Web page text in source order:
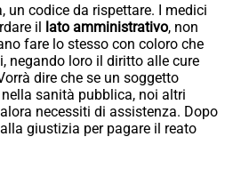
un codice da rispettare. I medici
il lato amministrativo, non
fare lo stesso con coloro che
negando loro il diritto alle cure
dire che se un soggetto
sanità pubblica, noi altri
necessiti di assistenza. Dopo
giustizia per pagare il reato